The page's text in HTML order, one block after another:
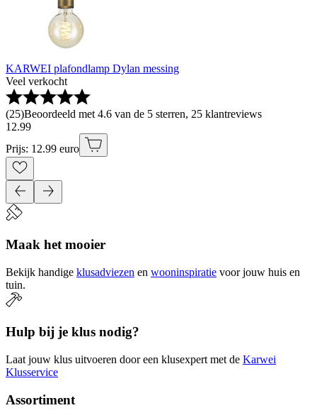
KARWEI plafondlamp Dylan messing
Veel verkocht
(25)Beoordeeld met 4.6 van de 5 sterren, 25 klantreviews
12.99
Prijs: 12.99 euro
Maak het mooier
Bekijk handige klusadviezen en wooninspiratie voor jouw huis en
tuin.
Hulp bij je klus nodig?
Laat jouw klus uitvoeren door een klusexpert met de Karwei
Klusservice
Assortiment